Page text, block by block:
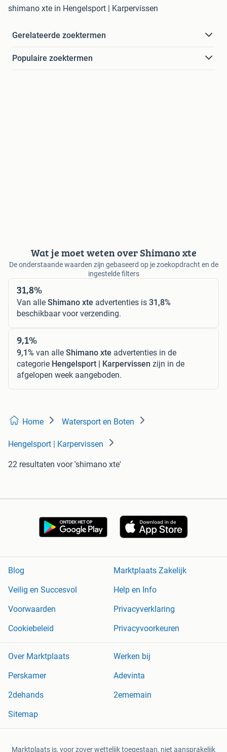
shimano xte in Hengelsport | Karpervissen
Gerelateerde zoektermen
Populaire zoektermen
Wat je moet weten over Shimano xte
De onderstaande waarden zijn gebaseerd op je zoekopdracht en de
ingestelde filters
31,8%
Van alle Shimano xte advertenties is 31,8%
beschikbaar voor verzending.
9,1%
9,1% van alle Shimano xte advertenties in de
categorie Hengelsport | Karpervissen zijn in de
afgelopen week aangeboden.
Home Watersport en Boten
Hengelsport | Karpervissen
22 resultaten voor 'shimano xte'
Blog
Marktplaats Zakelijk
Veilig en Succesvol
Help en Info
Voorwaarden
Privacyverklaring
Cookiebeleid
Privacyvoorkeuren
Over Marktplaats
Werken bij
Perskamer
Adevinta
2dehands
2ememain
Sitemap
Marktplaats is, voor zover wettelijk toegestaan, niet aansprakelijk